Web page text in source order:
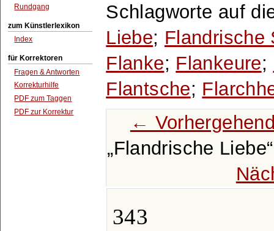
Rundgang
zum Künstlerlexikon
Index
für Korrektoren
Fragen & Antworten
Korrekturhilfe
PDF zum Taggen
PDF zur Korrektur
Schlagworte auf
Liebe; Flandrische
Flanke; Flankeure;
Flantsche;
←
Flandrische Liebe
343